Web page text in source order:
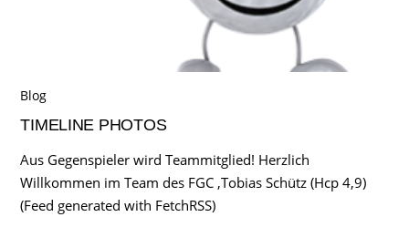
Blog
TIMELINE PHOTOS
Aus Gegenspieler wird Teammitglied! Herzlich
Willkommen im Team des FGC ,Tobias Schütz (Hcp 4,9)
(Feed generated with FetchRSS)